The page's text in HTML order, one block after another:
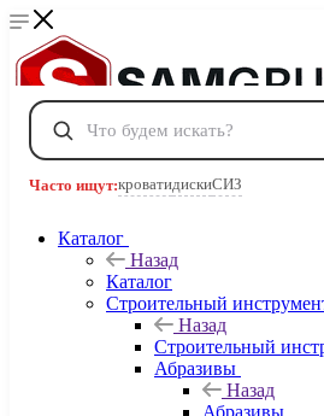
Сравнение0 Избранные товары
Телефоны
+7 495 120-32-22
8 800 222-40-09
Заказать звонок
Часто ищут:кроватидискиСИЗ
Каталог
Назад
Каталог
Строительный
Назад
Строительный
Абразивы
Назад
Абразивы